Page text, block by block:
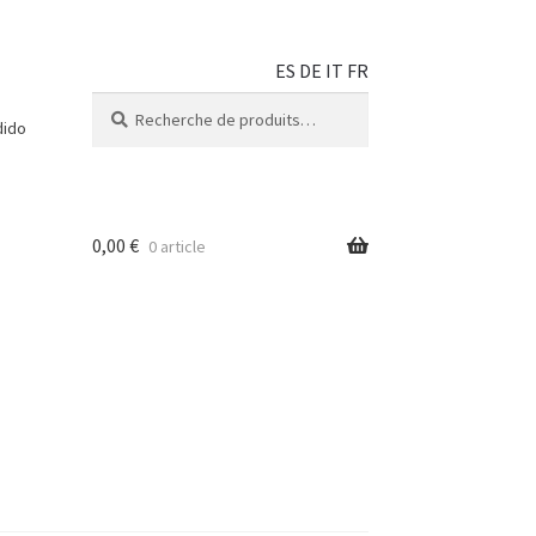
ES DE IT FR
0,00 € 0 article